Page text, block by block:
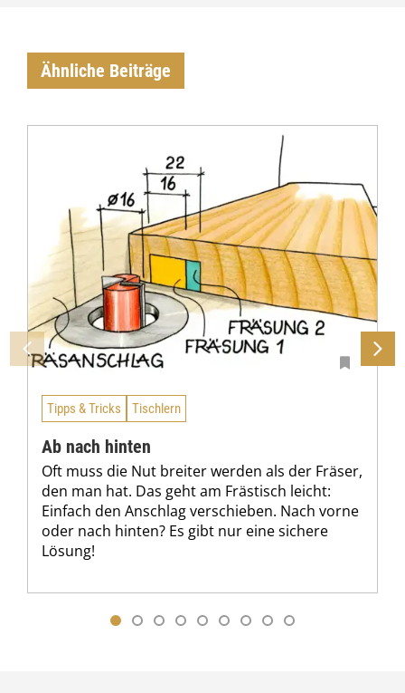
Ähnliche Beiträge
Tipps & Tricks Tischlern
Ab nach hinten
Oft muss die Nut breiter werden als der Fräser,
den man hat. Das geht am Frästisch leicht:
Einfach den Anschlag verschieben. Nach vorne
oder nach hinten? Es gibt nur eine sichere
Lösung!